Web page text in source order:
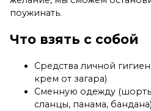
поужинать.
Что взять с собой
Средства личной
крем от загара)
Сменную одежду
сланцы, панама, бандана)